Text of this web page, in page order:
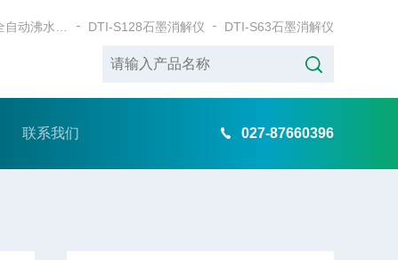
DTI-S128石墨消解仪 DTI-S63石墨消解仪
联系我们 027-87660396